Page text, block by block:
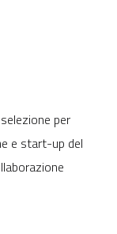
per
e start-up del